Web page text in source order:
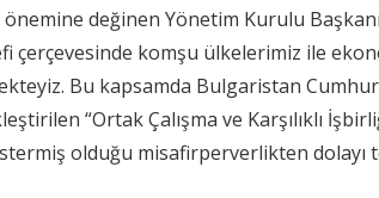
değinen Yönetim Kurulu
çerçevesinde komşu ülkelerimiz ile
Bu kapsamda Bulgaristan
“Ortak Çalışma ve Karşılıklı
olduğu misafirperverlikten dolayı